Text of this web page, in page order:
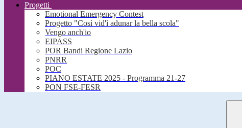
Progetti
Emotional Emergency Contest
Progetto "Così vid'ì adunar la bella scola"
Vengo anch'io
EIPASS
POR Bandi Regione Lazio
PNRR
POC
PIANO ESTATE 2025 - Programma 21-27
PON FSE-FESR